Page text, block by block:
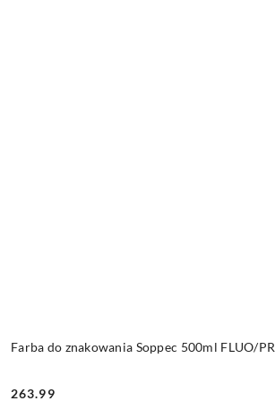
Farba do znakowania Soppec 500ml FLUO/
263.99